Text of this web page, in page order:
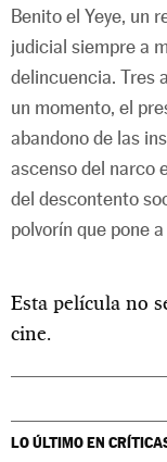
Benito el Yeye, un
judicial siempre a
delincuencia. Tres
un momento, el
abandono de las
ascenso del narco
del descontento
polvorín que pone
Esta película no
cine.
LO ÚLTIMO EN